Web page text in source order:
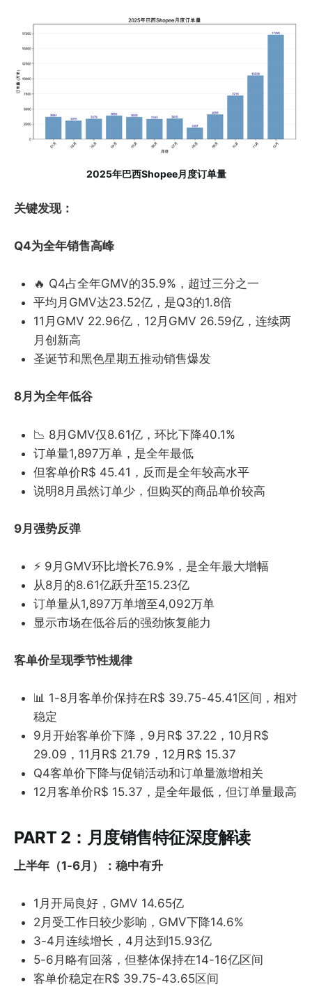
2025年巴西Shopee月度订单量
关键发现：
Q4为全年销售高峰
🔥 Q4占全年GMV的35.9%，超过三分之一
平均月GMV达23.52亿，是Q3的1.8倍
11月GMV 22.96亿，12月GMV 26.59亿，连续两
月创新高
圣诞节和黑色星期五推动销售爆发
8月为全年低谷
📉 8月GMV仅8.61亿，环比下降40.1%
订单量1,897万单，是全年最低
但客单价R$ 45.41，反而是全年较高水平
说明8月虽然订单少，但购买的商品单价较高
9月强势反弹
⚡ 9月GMV环比增长76.9%，是全年最大增幅
从8月的8.61亿跃升至15.23亿
订单量从1,897万单增至4,092万单
显示市场在低谷后的强劲恢复能力
客单价呈现季节性规律
📊 1-8月客单价保持在R$ 39.75-45.41区间，相对
稳定
9月开始客单价下降，9月R$ 37.22，10月R$
29.09，11月R$ 21.79，12月R$ 15.37
Q4客单价下降与促销活动和订单量激增相关
12月客单价R$ 15.37，是全年最低，但订单量最高
PART 2：月度销售特征深度解读
上半年（1-6月）：稳中有升
1月开局良好，GMV 14.65亿
2月受工作日较少影响，GMV下降14.6%
3-4月连续增长，4月达到15.93亿
5-6月略有回落，但整体保持在14-16亿区间
客单价稳定在R$ 39.75-43.65区间